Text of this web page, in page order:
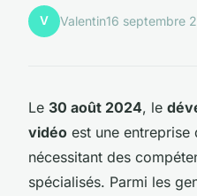
V Valentin16 septembre
Le 30 août 2024, le
vidéo est une entreprise
nécessitant des
spécialisés. Parmi les